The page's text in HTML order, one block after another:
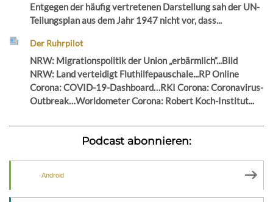
Entgegen der häufig vertretenen Darstellung sah der UN-
Teilungsplan aus dem Jahr 1947 nicht vor, dass...
Der Ruhrpilot
NRW: Migrationspolitik der Union „erbärmlich“...Bild
NRW: Land verteidigt Fluthilfepauschale...RP Online
Corona: COVID-19-Dashboard…RKI Corona: Coronavirus-
Outbreak…Worldometer Corona: Robert Koch-Institut...
Podcast abonnieren:
Android